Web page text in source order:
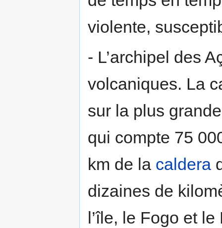
violente,
- L’archipel des
volcaniques. La
sur la plus
qui compte 75
km de la caldera
dizaines de
l’île, le Fogo et